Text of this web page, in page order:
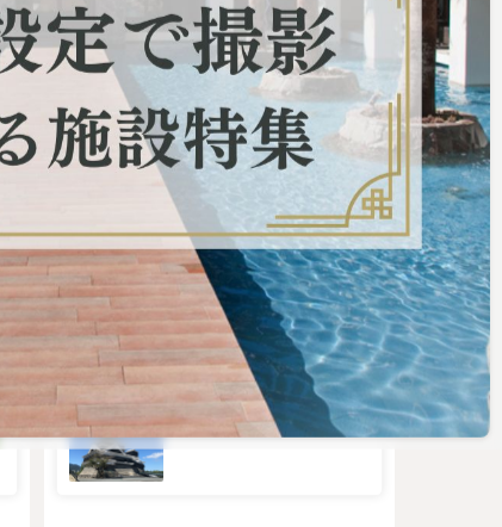
東京・大阪からも行きやすい
ちょうどいい田舎町